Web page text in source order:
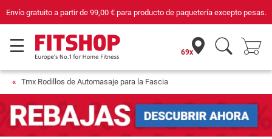
Envío gratuito a partir de99,00 €para producto de paquetería excepto pesas.
69x
Tmx Rodillos de Automasaje para la Fascia